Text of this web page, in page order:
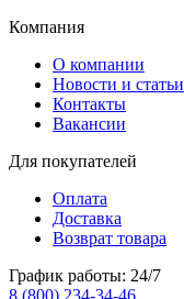
Компания
О компании
Новости и статьи
Контакты
Вакансии
Для покупателей
Оплата
Доставка
Возврат товара
График работы: 24/7
8 (800) 234-34-46